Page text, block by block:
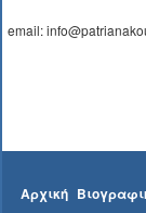
email:
Αρχική